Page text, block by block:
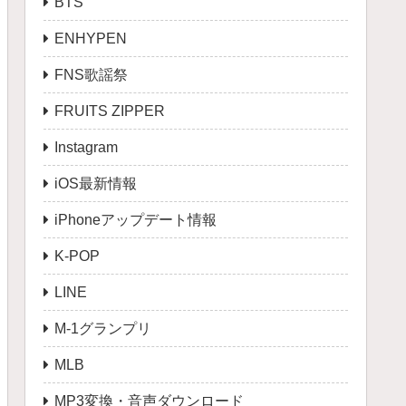
ENHYPEN
FNS歌謡祭
FRUITS ZIPPER
Instagram
iOS最新情報
iPhoneアップデート情報
K-POP
LINE
M-1グランプリ
MLB
MP3変換・音声ダウンロード